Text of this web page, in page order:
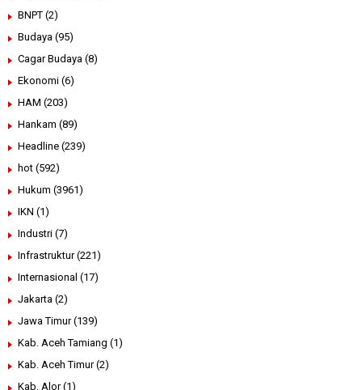
BNPT (2)
Budaya (95)
Cagar Budaya (8)
Ekonomi (6)
HAM (203)
Hankam (89)
Headline (239)
hot (592)
Hukum (3961)
IKN (1)
Industri (7)
Infrastruktur (221)
Internasional (17)
Jakarta (2)
Jawa Timur (139)
Kab. Aceh Tamiang (1)
Kab. Aceh Timur (2)
Kab. Alor (1)